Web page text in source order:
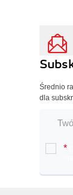
Średnio
dla
*